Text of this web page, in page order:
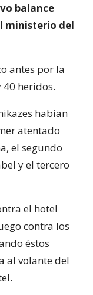
balance
ministerio del
antes por la
heridos.
habían
atentado
el segundo
y el tercero
el hotel
contra los
éstos
al volante del